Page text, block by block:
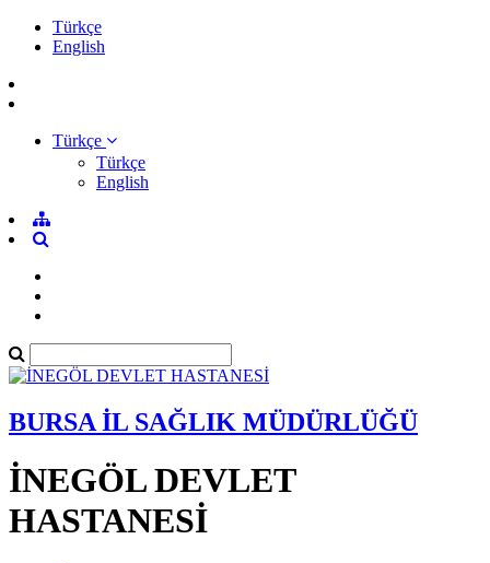
Türkçe
English
Türkçe
Türkçe
English
BURSA İL SAĞLIK MÜDÜRLÜĞÜ
İNEGÖL DEVLET
HASTANESİ